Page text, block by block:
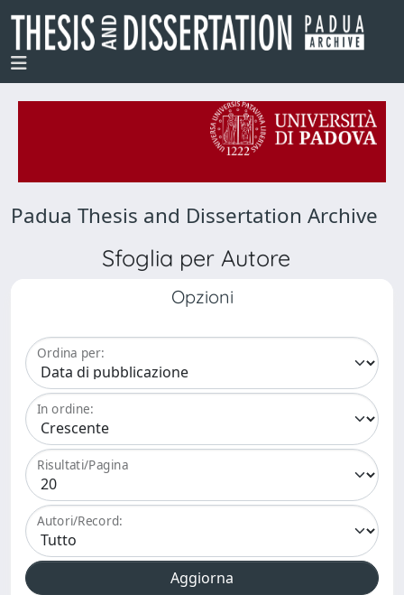
Padua Thesis and Dissertation Archive
Sfoglia per Autore
Opzioni
Ordina per:
In ordine:
Risultati/Pagina
Autori/Record: